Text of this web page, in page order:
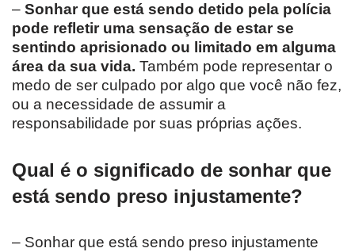
– Sonhar que está sendo detido pela polícia
pode refletir uma sensação de estar se
sentindo aprisionado ou limitado em alguma
área da sua vida. Também pode representar o
medo de ser culpado por algo que você não fez,
ou a necessidade de assumir a
responsabilidade por suas próprias ações.
Qual é o significado de sonhar que
está sendo preso injustamente?
– Sonhar que está sendo preso injustamente